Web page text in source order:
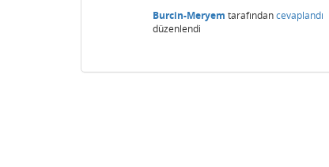
Burcin-Meryem tarafındancevaplandı
düzenlendi